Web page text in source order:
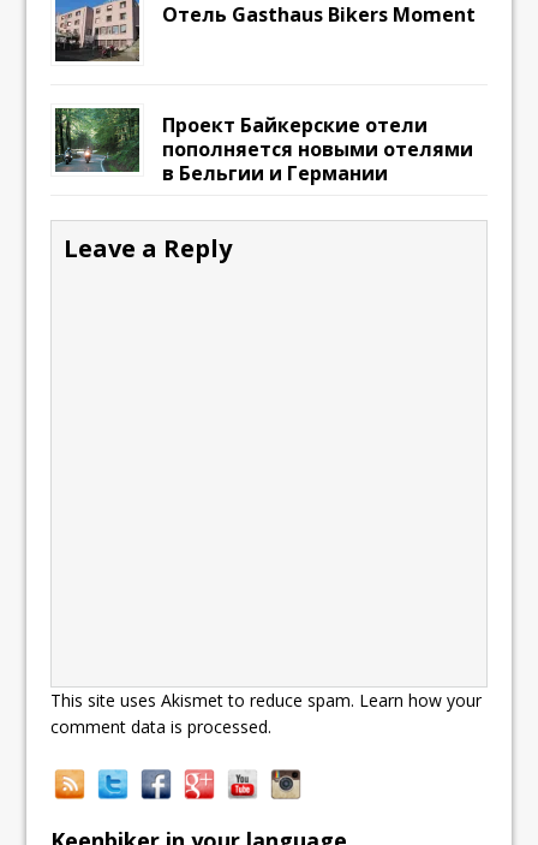
Отель Gasthaus Bikers Moment
Проект Байкерские отели
пополняется новыми отелями
в Бельгии и Германии
Leave a Reply
This site uses Akismet to reduce spam. Learn how your
comment data is processed.